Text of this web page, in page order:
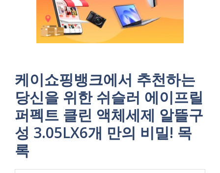
케이쇼핑뱅크에서 추천하는
당신을 위한 쉬슬러 에이프릴
퍼펙트 클린 액체세제 알뜰구
성 3.05LX6개 만의 비밀! 목
록